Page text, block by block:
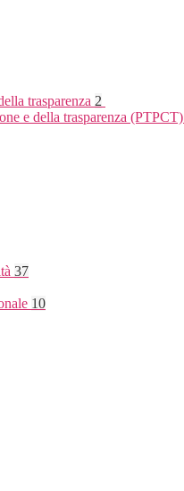
trasparenza 2
e della trasparenza (PTPCT)
37
10